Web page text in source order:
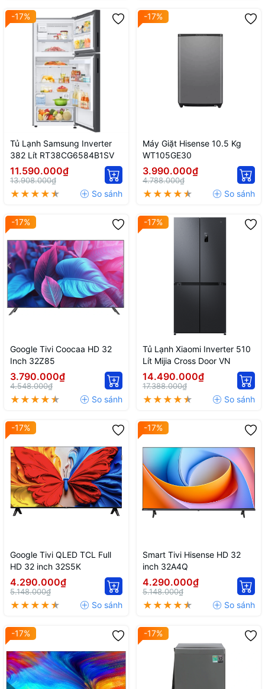
-17%
Tủ Lạnh Samsung Inverter
382 Lít RT38CG6584B1SV
11.590.000₫
13.908.000₫
-17%
Máy Giặt Hisense 10.5 Kg
WT105GE30
3.990.000₫
4.788.000₫
-17%
Google Tivi Coocaa HD 32
Inch 32Z85
3.790.000₫
4.548.000₫
-17%
Tủ Lạnh Xiaomi Inverter 510
Lít Mijia Cross Door VN
14.490.000₫
17.388.000₫
-17%
Google Tivi QLED TCL Full
HD 32 inch 32S5K
4.290.000₫
5.148.000₫
-17%
Smart Tivi Hisense HD 32
inch 32A4Q
4.290.000₫
5.148.000₫
-17% -17%